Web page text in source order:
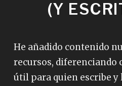
(Y
He añadido contenido
recursos, diferenciando
útil para quien escribe y